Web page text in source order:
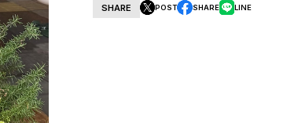
SHARE POST SHARE LINE